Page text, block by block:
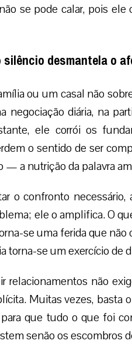
se pode calar, pois
silêncio desmantela o
ou um casal não
negociação diária, na
ele corrói os
o sentido de ser
— a nutrição da palavra
o confronto necessário,
ele o amplifica. O
se uma ferida que
torna-se um exercício de
relacionamentos não
Muitas vezes, basta
que tudo o que foi
senão os escombros